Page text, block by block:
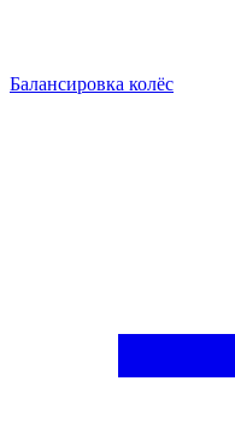
Балансировка колёс